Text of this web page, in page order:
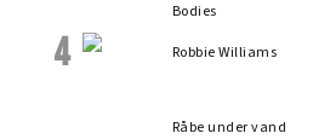
4
Bodies
Robbie Williams
Råbe under vand